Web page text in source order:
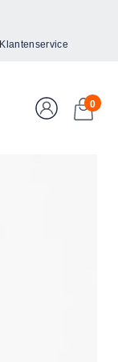
Klantenservice
0